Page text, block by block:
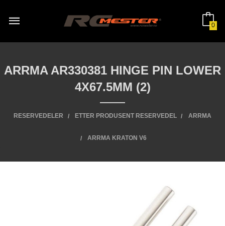
innholdet
0
ARRMA AR330381 HINGE PIN LOWER
4X67.5MM (2)
RESERVEDELER ETTER PRODUSENT RESERVEDEL ARRMA
ARRMA KRATON V6